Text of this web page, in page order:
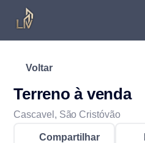
Voltar
Terreno à venda
Cascavel, São Cristóvão
Compartilhar